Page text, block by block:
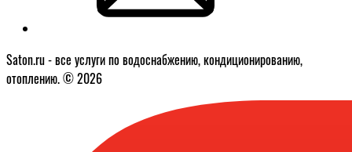
Saton.ru - все услуги по водоснабжению, кондиционированию,
отоплению. © 2026